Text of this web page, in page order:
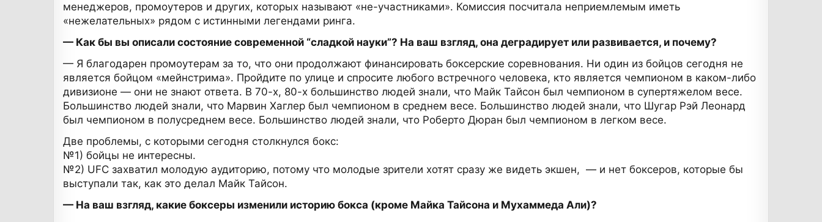
менеджеров, промоутеров и других, которых называют «не-участниками». Комиссия посчитала неприемлемым иметь
«нежелательных» рядом с истинными легендами ринга.
— Как бы вы описали состояние современной “сладкой науки”? На ваш взгляд, она деградирует или развивается, и почему?
— Я благодарен промоутерам за то, что они продолжают финансировать боксерские соревнования. Ни один из бойцов сегодня не
является бойцом «мейнстрима». Пройдите по улице и спросите любого встречного человека, кто является чемпионом в каком-либо
дивизионе — они не знают ответа. В 70-х, 80-х большинство людей знали, что Майк Тайсон был чемпионом в супертяжелом весе.
Большинство людей знали, что Марвин Хаглер был чемпионом в среднем весе. Большинство людей знали, что Шугар Рэй Леонард
был чемпионом в полусреднем весе. Большинство людей знали, что Роберто Дюран был чемпионом в легком весе.
Две проблемы, с которыми сегодня столкнулся бокс:
№1) бойцы не интересны.
№2) UFC захватил молодую аудиторию, потому что молодые зрители хотят сразу же видеть экшен, — и нет боксеров, которые бы
выступали так, как это делал Майк Тайсон.
— На ваш взгляд, какие боксеры изменили историю бокса (кроме Майка Тайсона и Мухаммеда Али)?